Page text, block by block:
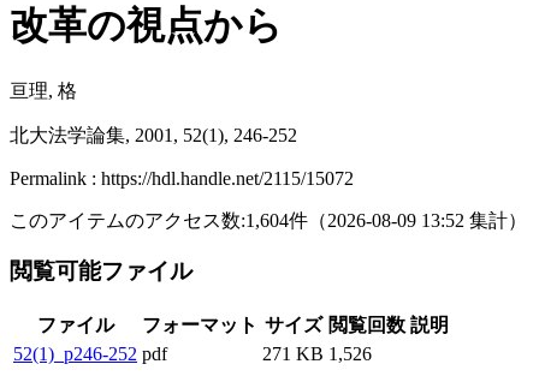
改革の視点から
亘理, 格
北大法学論集, 2001, 52(1), 246-252
Permalink : https://hdl.handle.net/2115/15072
このアイテムのアクセス数:1,604件 （2026-08-09 13:52 集計）
閲覧可能ファイル
ファイル フォーマット サイズ 閲覧回数 説明
52(1)_p246-252 pdf 271 KB 1,526